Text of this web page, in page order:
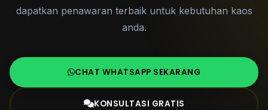
dapatkan penawaran terbaik untuk kebutuhan kaos
anda.
CHAT WHATSAPP SEKARANG
KONSULTASI GRATIS